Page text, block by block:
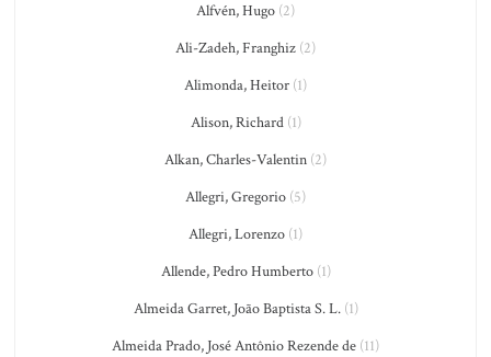
Alfvén, Hugo (2)
Ali-Zadeh, Franghiz (2)
Alimonda, Heitor (1)
Alison, Richard(1)
Alkan, Charles-Valentin (2)
Allegri, Gregorio (5)
Allegri, Lorenzo (1)
Allende, Pedro Humberto(1)
Almeida Garret, João Baptista S. L.(1)
Almeida Prado, José Antônio Rezende de (11)